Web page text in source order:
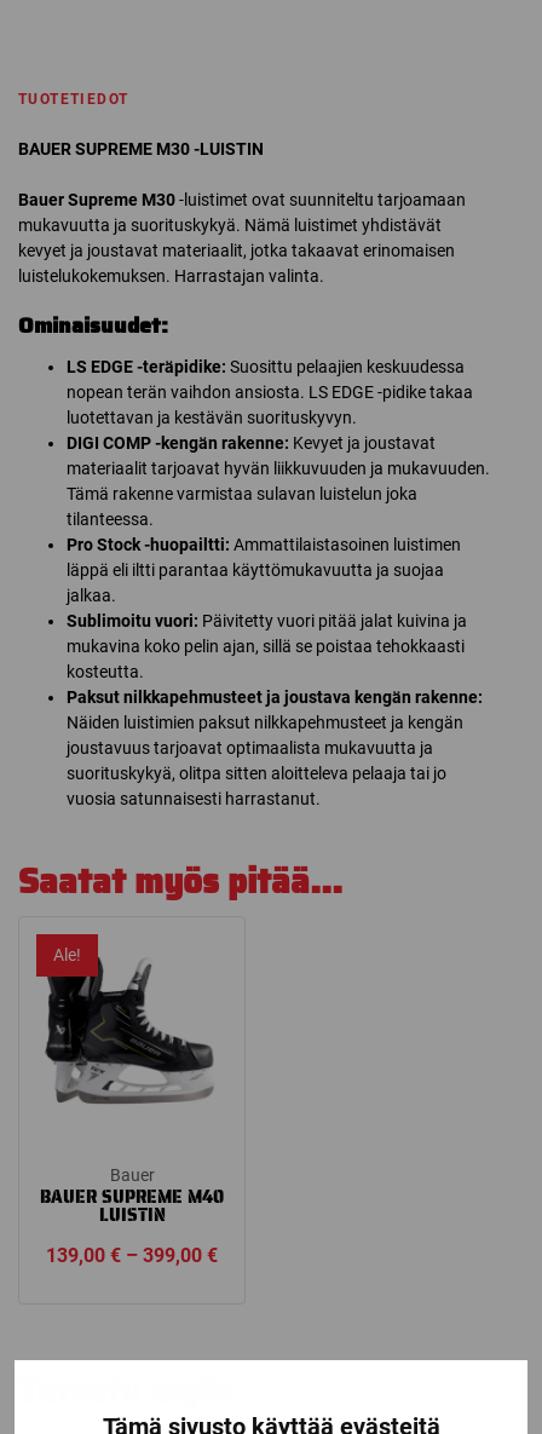
Tämä sivusto käyttää evästeitä
TUOTETIEDOT
BAUER SUPREME M30 -LUISTIN
Bauer Supreme M30-luistimet ovat suunniteltu tarjoamaan
mukavuutta ja suorituskykyä. Nämä luistimet yhdistävät
kevyet ja joustavat materiaalit, jotka takaavat erinomaisen
luistelukokemuksen. Harrastajan valinta.
Ominaisuudet:
LS EDGE -teräpidike: Suosittu pelaajien keskuudessa
nopean terän vaihdon ansiosta. LS EDGE -pidike takaa
luotettavan ja kestävän suorituskyvyn.
DIGI COMP -kengän rakenne: Kevyet ja joustavat
materiaalit tarjoavat hyvän liikkuvuuden ja mukavuuden.
Tämä rakenne varmistaa sulavan luistelun joka
tilanteessa.
Pro Stock -huopailtti: Ammattilaistasoinen luistimen
läppä eli iltti parantaa käyttömukavuutta ja suojaa
jalkaa.
Sublimoitu vuori: Päivitetty vuori pitää jalat kuivina ja
mukavina koko pelin ajan, sillä se poistaa tehokkaasti
kosteutta.
Paksut nilkkapehmusteet ja joustava kengän rakenne:
Näiden luistimien paksut nilkkapehmusteet ja kengän
joustavuus tarjoavat optimaalista mukavuutta ja
suorituskykyä, olitpa sitten aloitteleva pelaaja tai jo
vuosia satunnaisesti harrastanut.
Saatat myös pitää...
Ale!
Bauer
BAUER SUPREME M40
LUISTIN
139,00€ – 399,00€Price
399,00 €